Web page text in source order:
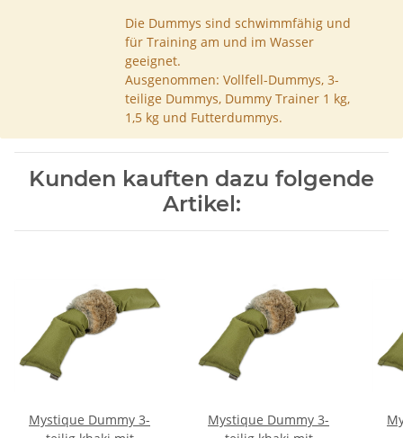
Die Dummys sind schwimmfähig und
für Training am und im Wasser
geeignet.
Ausgenommen: Vollfell-Dummys, 3-
teilige Dummys, Dummy Trainer 1 kg,
1,5 kg und Futterdummys.
Kunden kauften dazu folgende
Artikel:
Mystique Dummy 3-
Mystique Dummy 3-